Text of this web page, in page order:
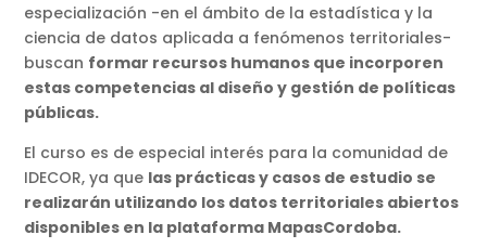
especialización -en el ámbito de la estadística y la
ciencia de datos aplicada a fenómenos territoriales-
buscan formar recursos humanos que incorporen
estas competencias al diseño y gestión de políticas
públicas.
El curso es de especial interés para la comunidad de
IDECOR, ya que las prácticas y casos de estudio se
realizarán utilizando los datos territoriales abiertos
disponibles en la plataforma MapasCordoba.